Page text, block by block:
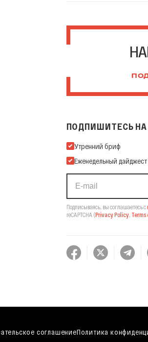
ПОДПИШИТЕСЬ НА
Подпишитесь на нашу
Утренний бриф
Еженедельный дайджест
Подписываясь, вы соглашаетесь с
reCAPTCHA (Privacy Policy, Terms
соглашениеПолитика